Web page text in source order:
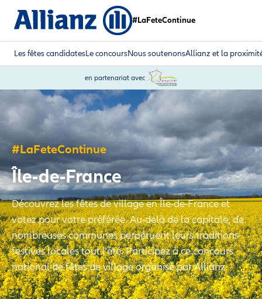
#LaFeteContinue
Les fêtes candidatesLe concoursNous soutenonsAllianz et la
en partenariat avec
#LaFeteContinue
Île-de-France
Découvrez les fêtes de village en Île-de-France et
votez pour votre préférée. Au-delà de la capitale, de
nombreuses communes perpétuent leurs traditions
festives locales tout l'été. Participez à ce concours
national de fêtes de village organisé par Allianz.